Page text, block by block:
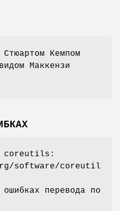
Стюартом Кемпом
Маккензи
coreutils:
software/coreutil
перевода по